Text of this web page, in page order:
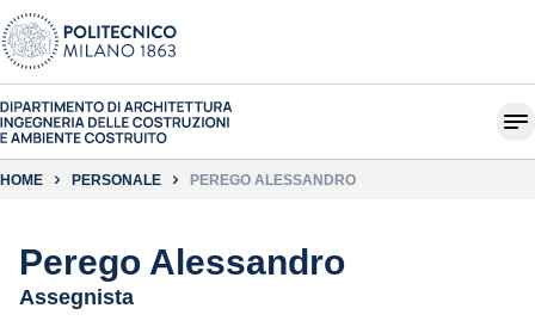
HOME PERSONALE PEREGO ALESSANDRO
Perego Alessandro
Assegnista